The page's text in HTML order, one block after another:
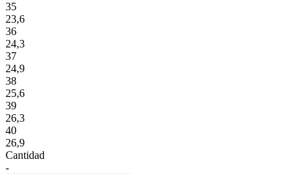
35
23,6
36
24,3
37
24,9
38
25,6
39
26,3
40
26,9
Cantidad
-